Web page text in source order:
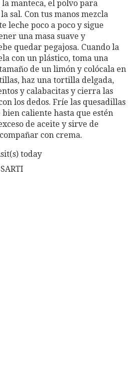
la manteca, el polvo para
sal. Con tus manos mezcla
leche poco a poco y sigue
una masa suave y
quedar pegajosa. Cuando la
con un plástico, toma una
de un limón y colócala en
haz una tortilla delgada,
y calabacitas y cierra las
los dedos. Fríe las quesadillas
caliente hasta que estén
de aceite y sirve de
con crema.
today